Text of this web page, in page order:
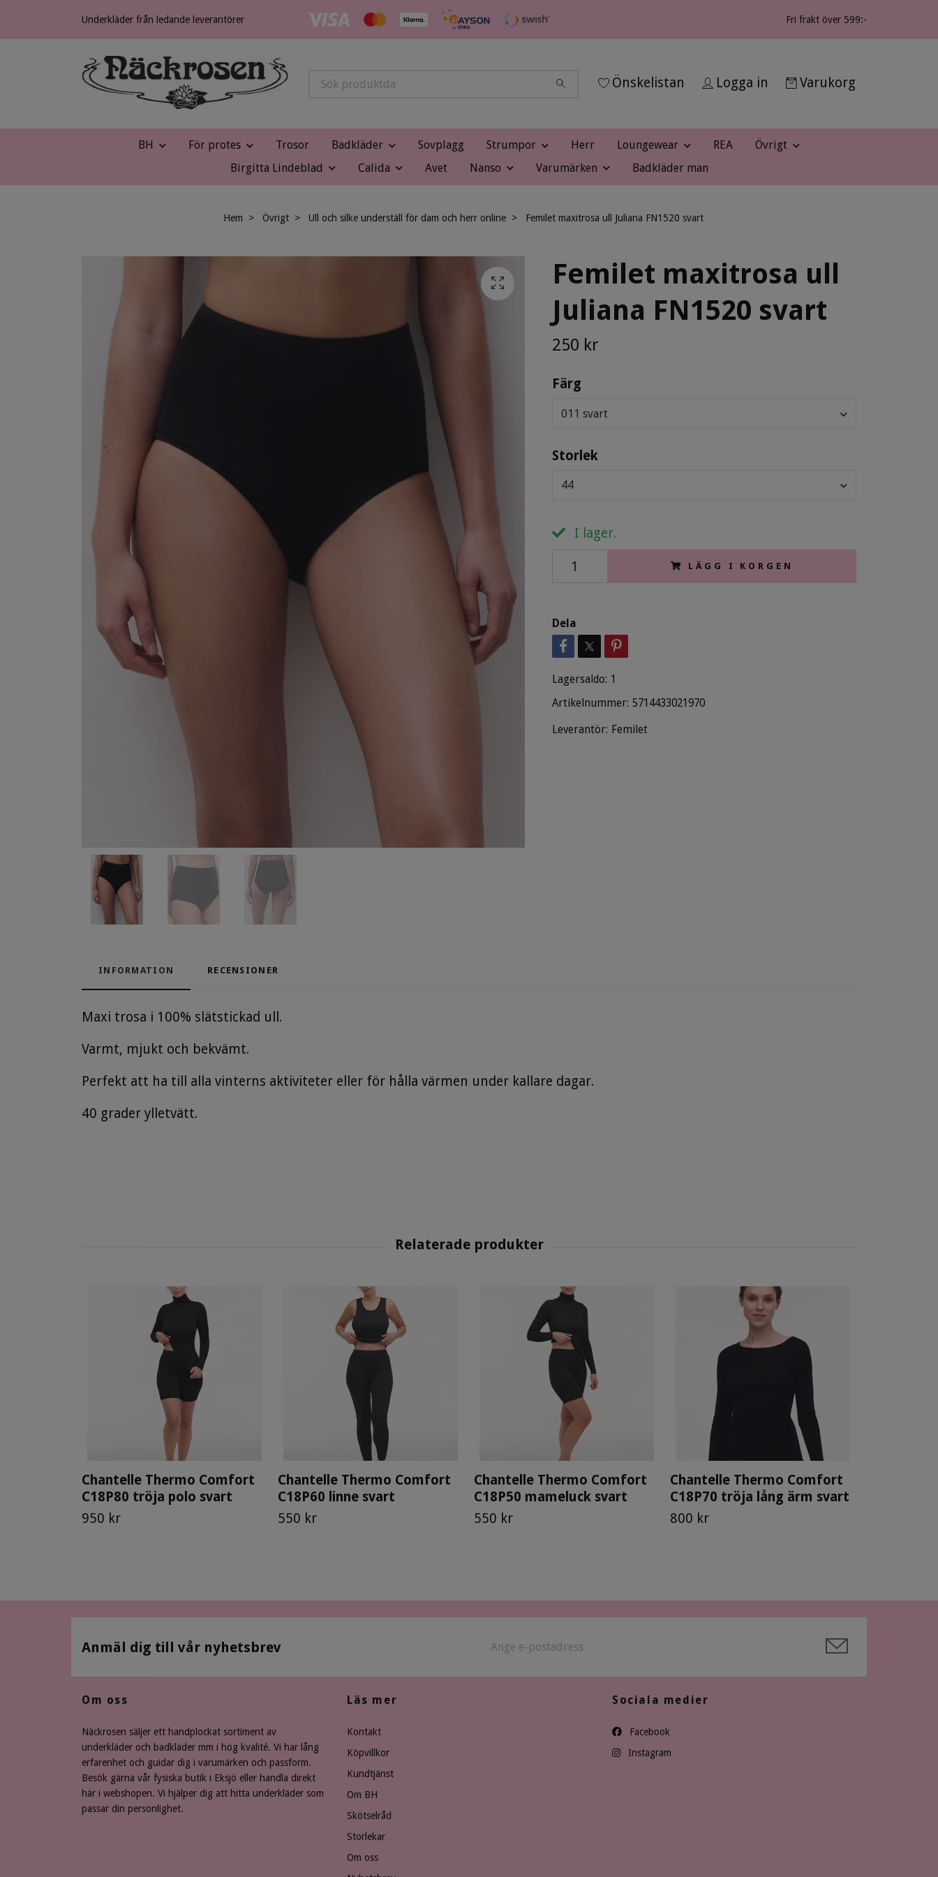
Underkläder från ledande leverantörer Fri frakt över 599:-
Önskelistan Logga in Varukorg
BH För protes Trosor Badkläder Sovplagg Strumpor Herr Loungewear REA
Övrigt
Birgitta Lindeblad
Calida Avet Nanso Varumärken Badkläder man
Hem Övrigt Ull och silke underställ för dam och herr online Femilet maxitrosa ull Juliana FN1520 svart
Femilet maxitrosa ull
Juliana FN1520 svart
250 kr
Färg
011 svart
Storlek
44
I lager.
LÄGG I KORGEN
Dela
Lagersaldo: 1
Artikelnummer: 5714433021970
Leverantör: Femilet
INFORMATION RECENSIONER
Maxi trosa i 100% slätstickad ull.
Varmt, mjukt och bekvämt.
Perfekt att ha till alla vinterns aktiviteter eller för hålla värmen under kallare dagar.
40 grader ylletvätt.
Chantelle Thermo Comfort
C18P80 tröja polo svart
950 kr
Chantelle Thermo Comfort
C18P60 linne svart
550 kr
Chantelle Thermo Comfort
C18P50 mameluck svart
550 kr
Chantelle Thermo Comfort
C18P70 tröja lång ärm svart
800 kr
Anmäl dig till vår nyhetsbrev
Om oss
Näckrosen säljer ett handplockat sortiment av
underkläder och badkläder mm i hög kvalité. Vi har lång
erfarenhet och guidar dig i varumärken och passform.
Besök gärna vår fysiska butik i Eksjö eller handla direkt
här i webshopen. Vi hjälper dig att hitta underkläder som
passar din personlighet.
Läs mer
Kontakt
Köpvillkor
Kundtjänst
Om BH
Skötselråd
Storlekar
Om oss
Sociala medier
Facebook
Instagram